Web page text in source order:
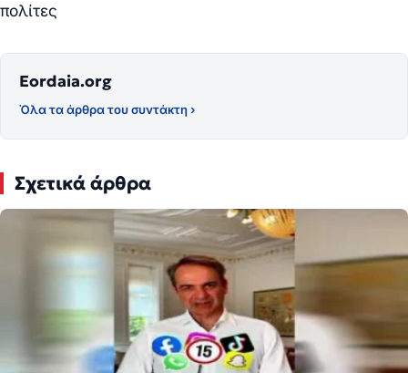
πολίτες
Eordaia.org
Όλα τα άρθρα του συντάκτη ›
Σχετικά άρθρα